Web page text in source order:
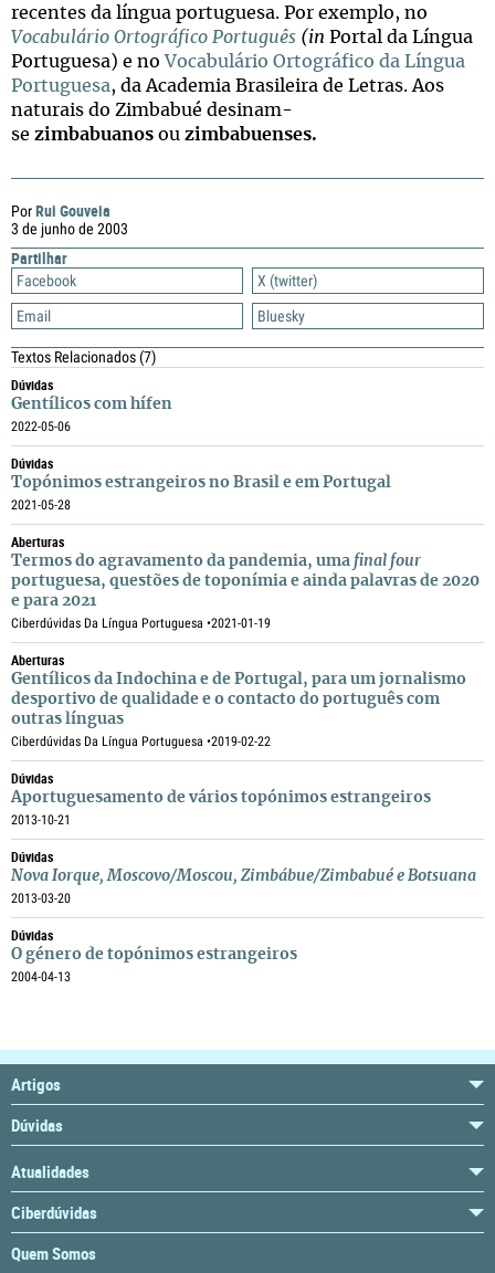
PorRui Gouveia
3 de junho de 2003
Partilhar
Facebook
X (twitter)
Email
Bluesky
Textos Relacionados(7)
Dúvidas
Gentílicos com hífen
2022-05-06
Dúvidas
Topónimos estrangeiros no Brasil e em Portugal
2021-05-28
Aberturas
Termos do agravamento da pandemia, uma final four
portuguesa, questões de toponímia e ainda palavras de 2020
e para 2021
Ciberdúvidas Da Língua Portuguesa •2021-01-19
Aberturas
Gentílicos da Indochina e de Portugal, para um jornalismo
desportivo de qualidade e o contacto do português com
outras línguas
Ciberdúvidas Da Língua Portuguesa •2019-02-22
Dúvidas
Aportuguesamento de vários topónimos estrangeiros
2013-10-21
Dúvidas
Nova Iorque, Moscovo/Moscou, Zimbábue/Zimbabué e Botsuana
2013-03-20
Dúvidas
O género de topónimos estrangeiros
2004-04-13
recentes da língua portuguesa. Por exemplo, no
Vocabulário Ortográfico Português (in Portal da Língua
Portuguesa) e no Vocabulário Ortográfico da Língua
Portuguesa, da Academia Brasileira de Letras. Aos
naturais do Zimbabué desinam-
se zimbabuanos ou zimbabuenses.
Artigos
Dúvidas
Atualidades
Ciberdúvidas
Quem Somos